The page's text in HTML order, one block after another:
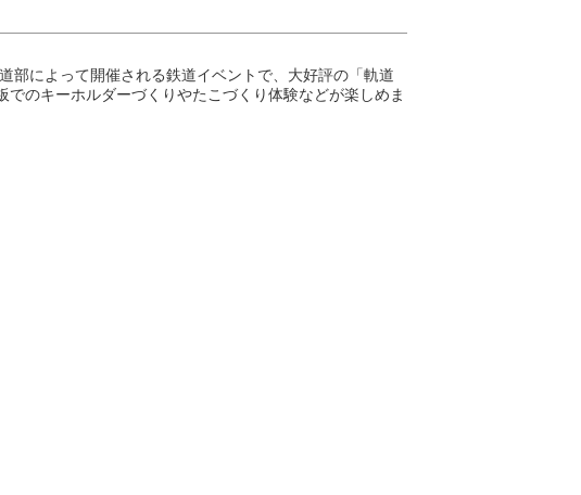
部によって開催される鉄道イベントで、大好評の「軌道
のキーホルダーづくりやたこづくり体験などが楽しめま